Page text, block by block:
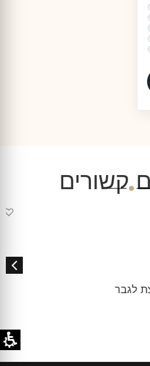
קשורים